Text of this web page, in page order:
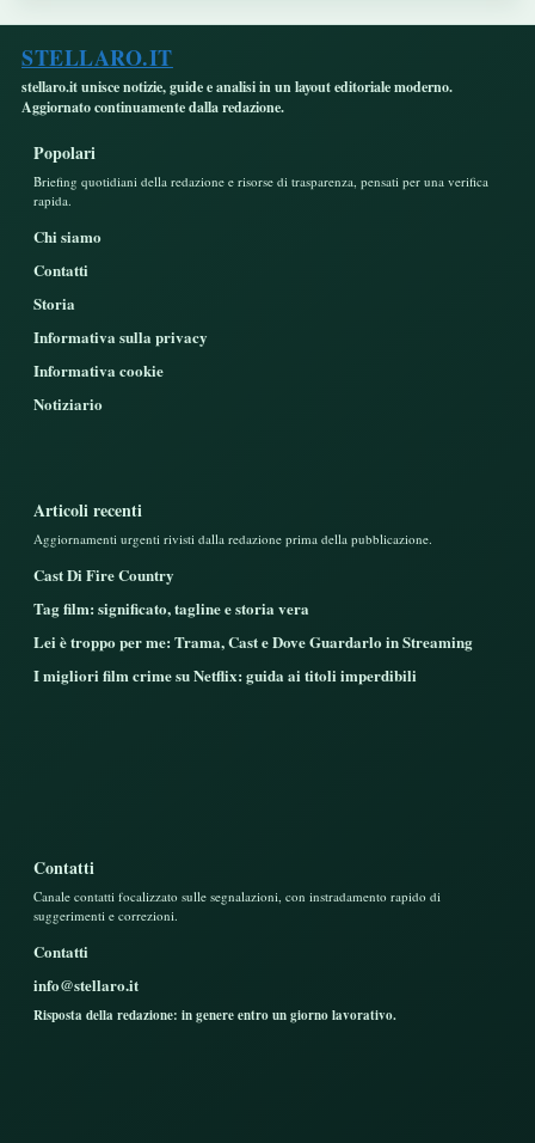
STELLARO.IT
stellaro.it unisce notizie, guide e analisi in un layout editoriale moderno.
Aggiornato continuamente dalla redazione.
Popolari
Briefing quotidiani della redazione e risorse di trasparenza, pensati per una verifica
rapida.
Chi siamo
Contatti
Storia
Informativa sulla privacy
Informativa cookie
Notiziario
Articoli recenti
Aggiornamenti urgenti rivisti dalla redazione prima della pubblicazione.
Cast Di Fire Country
Tag film: significato, tagline e storia vera
Lei è troppo per me: Trama, Cast e Dove Guardarlo in Streaming
I migliori film crime su Netflix: guida ai titoli imperdibili
Contatti
Canale contatti focalizzato sulle segnalazioni, con instradamento rapido di
suggerimenti e correzioni.
Contatti
info@stellaro.it
Risposta della redazione: in genere entro un giorno lavorativo.